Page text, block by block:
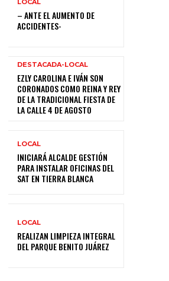
LOCAL
– ANTE EL AUMENTO DE
ACCIDENTES-
DESTACADA-LOCAL
EZLY CAROLINA E IVÁN SON
CORONADOS COMO REINA Y REY
DE LA TRADICIONAL FIESTA DE
LA CALLE 4 DE AGOSTO
LOCAL
INICIARÁ ALCALDE GESTIÓN
PARA INSTALAR OFICINAS DEL
SAT EN TIERRA BLANCA
LOCAL
REALIZAN LIMPIEZA INTEGRAL
DEL PARQUE BENITO JUÁREZ